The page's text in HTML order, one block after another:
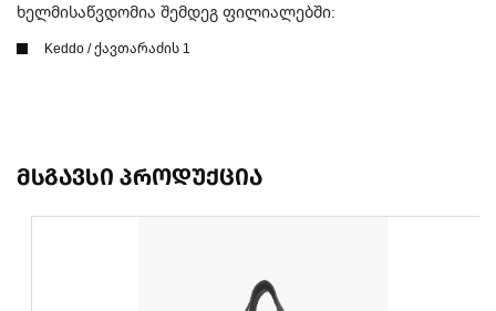
ხელმისაწვდომია შემდეგ ფილიალებში:
Keddo / ქავთარაძის 1
მსგავსი პროდუქცია